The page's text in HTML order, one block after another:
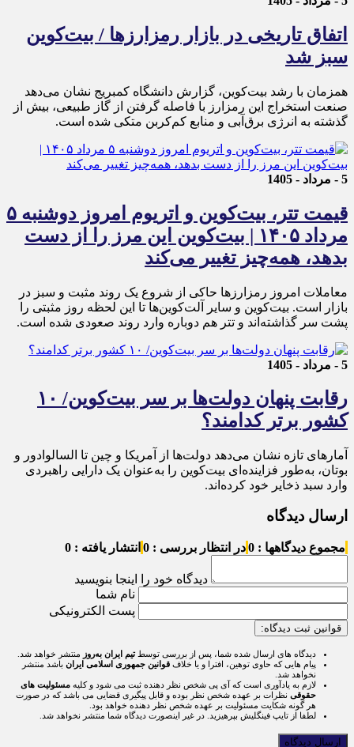
اتفاق تاریخی در بازار رمزارزها / بیت‌کوین
سبز شد
همزمان با رشد بیت‌کوین، گزارش دانشگاه کمبریج نشان می‌دهد
صنعت استخراج این رمزارز با فاصله گرفتن از گاز طبیعی، بیش از
گذشته به انرژی برق‌آبی و منابع کم‌کربن متکی شده است.
5 - مرداد - 1405
قیمت تتر، بیت‌کوین و اتریوم امروز دوشنبه ۵
مرداد ۱۴۰۵ | بیت‌کوین این مرز را از دست
بدهد، همه‌چیز تغییر می‌کند
معاملات امروز رمزارز‌ها حاکی از شروع یک روند مثبت و سبز در
بازار است. بیت‌کوین و سایر آلت‌کوین‌ها تا این لحظه روز مثبتی را
پشت سر گذاشته‌اند و تتر هم دوباره وارد روند صعودی شده است.
5 - مرداد - 1405
رقابت پنهان دولت‌ها بر سر بیت‌کوین/ ۱۰
کشور برتر کدامند؟
آمارهای تازه نشان می‌دهد دولت‌ها از آمریکا و چین تا السالوادور و
بوتان، به‌طور فزاینده‌ای بیت‌کوین را به‌عنوان یک دارایی راهبردی
وارد سبد ذخایر خود کرده‌اند.
ارسال دیدگاه
مجموع دیدگاهها : 0 در انتظار بررسی : 0 انتشار یافته : 0
دیدگاه خود را اینجا بنویسید
نام شما
پست الکترونیکی
قوانین ثبت دیدگاه:
دیدگاه های ارسال شده شما، پس از بررسی توسطتیم ایران به‌روز منتشر خواهد شد.
پیام هایی که حاوی توهین، افترا و یا خلاف قوانین جمهوری اسلامی ایران باشد منتشر
نخواهد شد.
لازم به یادآوری است که آی پی شخص نظر دهنده ثبت می شود و کلیه مسئولیت های
حقوقی نظرات بر عهده شخص نظر بوده و قابل پیگیری قضایی می باشد که در صورت
هر گونه شکایت مسئولیت بر عهده شخص نظر دهنده خواهد بود.
لطفا از تایپ فینگلیش بپرهیزید. در غیر اینصورت دیدگاه شما منتشر نخواهد شد.